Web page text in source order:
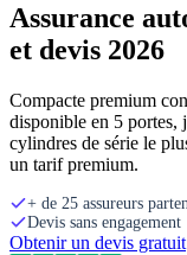
Assurance
et devis 2026
Compacte premium
disponible en 5 portes,
cylindres de série le
un tarif premium.
+ de 25 assureurs
Devis sans engagement
Obtenir un devis gratuit